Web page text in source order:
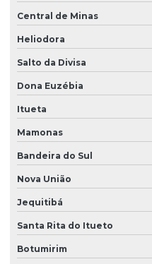
Central de Minas
Heliodora
Salto da Divisa
Dona Euzébia
Itueta
Mamonas
Bandeira do Sul
Nova União
Jequitibá
Santa Rita do Itueto
Botumirim